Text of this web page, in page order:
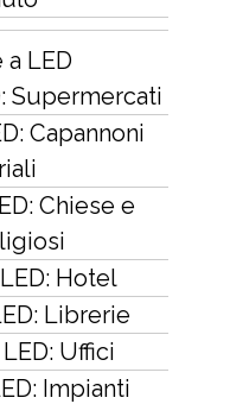
LED
Supermercati
Capannoni
Chiese e
Hotel
Librerie
Uffici
Impianti